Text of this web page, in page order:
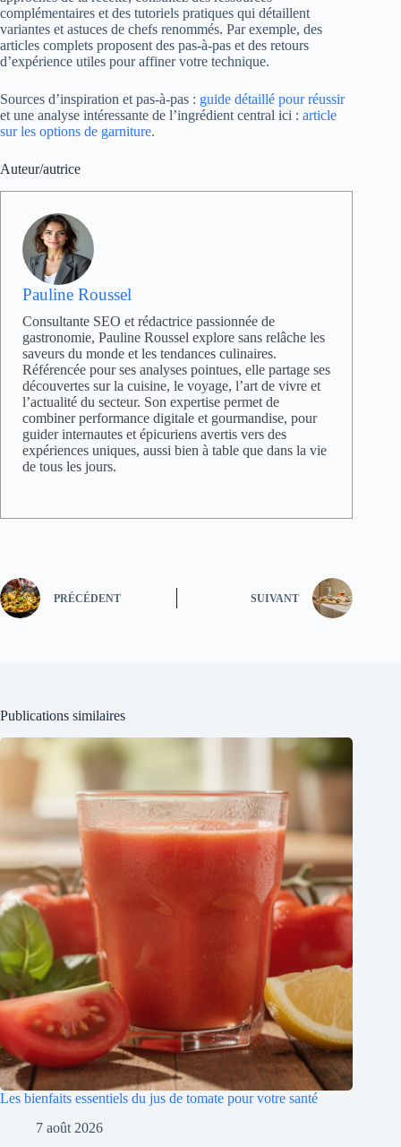
complémentaires et des tutoriels pratiques qui détaillent
variantes et astuces de chefs renommés. Par exemple, des
articles complets proposent des pas-à-pas et des retours
d’expérience utiles pour affiner votre technique.
Sources d’inspiration et pas-à-pas : guide détaillé pour réussir
et une analyse intéressante de l’ingrédient central ici : article
sur les options de garniture.
Auteur/autrice
Pauline Roussel
Consultante SEO et rédactrice passionnée de
gastronomie, Pauline Roussel explore sans relâche les
saveurs du monde et les tendances culinaires.
Référencée pour ses analyses pointues, elle partage ses
découvertes sur la cuisine, le voyage, l’art de vivre et
l’actualité du secteur. Son expertise permet de
combiner performance digitale et gourmandise, pour
guider internautes et épicuriens avertis vers des
expériences uniques, aussi bien à table que dans la vie
de tous les jours.
PRÉCÉDENT SUIVANT
Publications similaires
Les bienfaits essentiels du jus de tomate pour votre santé
7 août 2026